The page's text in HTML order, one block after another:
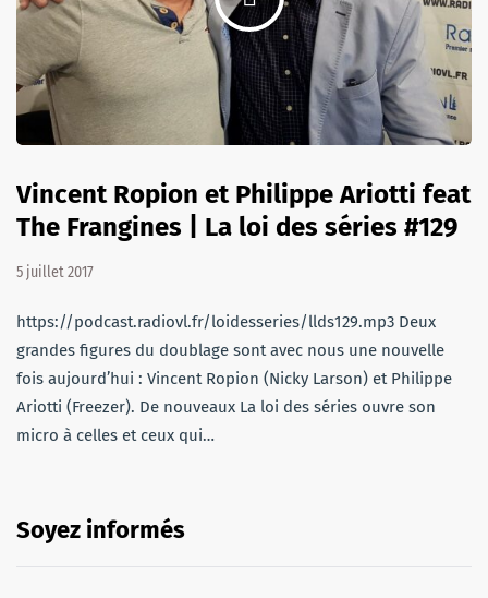
Vincent Ropion et Philippe Ariotti feat
The Frangines | La loi des séries #129
5 juillet 2017
https://podcast.radiovl.fr/loidesseries/llds129.mp3 Deux
grandes figures du doublage sont avec nous une nouvelle
fois aujourd’hui : Vincent Ropion (Nicky Larson) et Philippe
Ariotti (Freezer). De nouveaux La loi des séries ouvre son
micro à celles et ceux qui…
Soyez informés